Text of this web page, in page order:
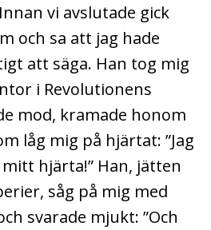
vi avslutade gick
och sa att jag hade
att säga. Han tog mig
i Revolutionens
mod, kramade honom
låg mig på hjärtat: ”Jag
hjärta!” Han, jätten
såg på mig med
svarade mjukt: ”Och